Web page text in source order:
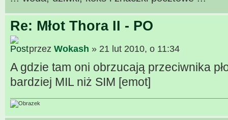
Re: Młot Thora II - PO
przez Wokash » 21 lut 2010, o 11:34
A gdzie tam oni obrzucają przeciwnika
bardziej MIL niż SIM [emot]